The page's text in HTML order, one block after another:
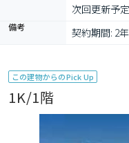
次回更新予
備考 契約期間: 2年
この建物からのPick Up
1K/1階